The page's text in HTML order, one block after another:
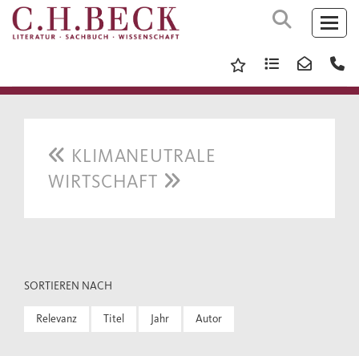
KLIMANEUTRALE
WIRTSCHAFT
SORTIEREN NACH
Relevanz Titel Jahr Autor